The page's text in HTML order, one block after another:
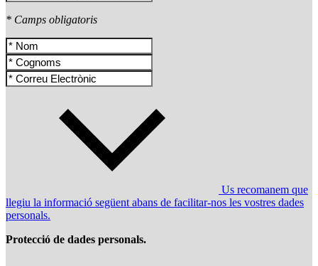
* Camps obligatoris
Us recomanem que
llegiu la informació següent abans de facilitar-nos les vostres dades
personals.
Protecció de dades personals.